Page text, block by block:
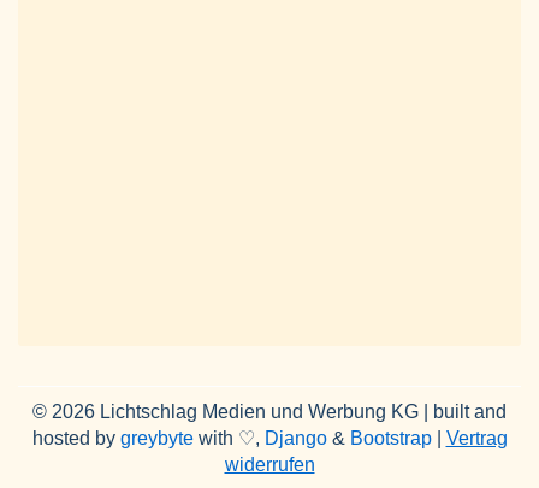
© 2026 Lichtschlag Medien und Werbung KG | built and
hosted by greybytewith ♡, Django& Bootstrap| Vertrag
widerrufen